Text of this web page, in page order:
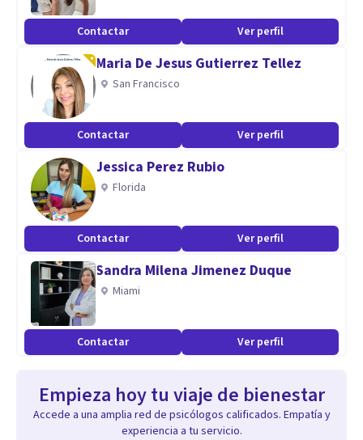
PALIATIVOS Y TANALATOLOGIA , DE UNAM.
ESPECIALIDAD EN ADICCIONES.
Contactar Ver perfil
Maria De Jesus Gutierrez Tellez
San Francisco
Contactar Ver perfil
Jessica Perez Rubio
Florida
Contactar Ver perfil
Sandra Milena Jimenez Duque
Miami
Contactar Ver perfil
Empieza hoy tu viaje de bienestar
Accede a una amplia red de psicólogos calificados. Empatía y
experiencia a tu servicio.